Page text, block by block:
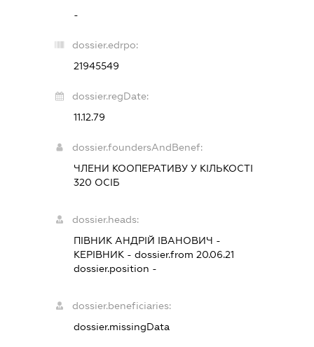
-
dossier.edrpo:
21945549
dossier.regDate:
11.12.79
dossier.foundersAndBenef:
ЧЛЕНИ КООПЕРАТИВУ У КІЛЬКОСТІ
320 ОСІБ
dossier.heads:
ПІВНИК АНДРІЙ ІВАНОВИЧ -
КЕРІВНИК - dossier.from 20.06.21
dossier.position -
dossier.beneficiaries:
dossier.missingData